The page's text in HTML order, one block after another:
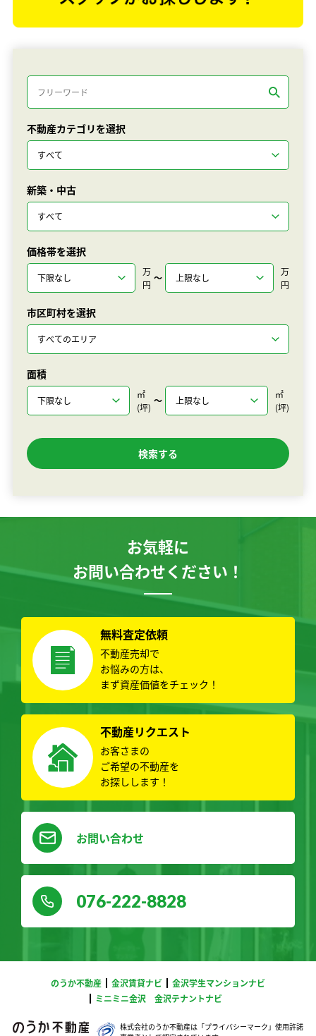
不動産カテゴリを選択
新築・中古
価格帯を選択
万
円
〜
万
円
市区町村を選択
面積
㎡
(坪)
〜
㎡
(坪)
お気軽に
お問い合わせください！
無料査定依頼
不動産売却で
お悩みの方は、
まず資産価値をチェック！
不動産リクエスト
お客さまの
ご希望の不動産を
お探しします！
お問い合わせ
076-222-8828
のうか不動産 金沢賃貸ナビ
金沢学生マンションナビ
ミニミニ金沢
金沢テナントナビ
株式会社のうか不動産は「プライバシーマーク」 使用許諾